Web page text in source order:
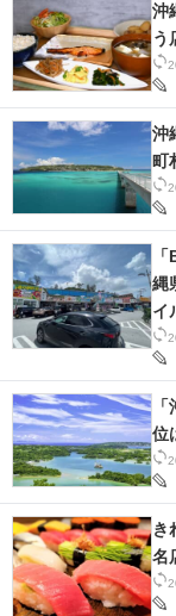
沖
う
沖
町
縄
イ
位
き
名